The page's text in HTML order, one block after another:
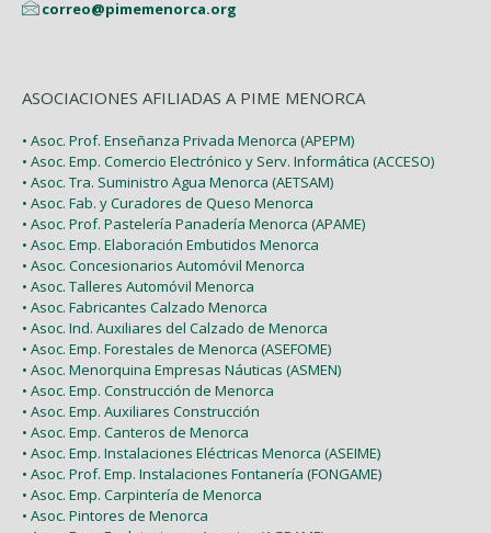
correo@pimemenorca.org
ASOCIACIONES AFILIADAS A PIME MENORCA
• Asoc. Prof. Enseñanza Privada Menorca (APEPM)
• Asoc. Emp. Comercio Electrónico y Serv. Informática (ACCESO)
• Asoc. Tra. Suministro Agua Menorca (AETSAM)
• Asoc. Fab. y Curadores de Queso Menorca
• Asoc. Prof. Pastelería Panadería Menorca (APAME)
• Asoc. Emp. Elaboración Embutidos Menorca
• Asoc. Concesionarios Automóvil Menorca
• Asoc. Talleres Automóvil Menorca
• Asoc. Fabricantes Calzado Menorca
• Asoc. Ind. Auxiliares del Calzado de Menorca
• Asoc. Emp. Forestales de Menorca (ASEFOME)
• Asoc. Menorquina Empresas Náuticas (ASMEN)
• Asoc. Emp. Construcción de Menorca
• Asoc. Emp. Auxiliares Construcción
• Asoc. Emp. Canteros de Menorca
• Asoc. Emp. Instalaciones Eléctricas Menorca (ASEIME)
• Asoc. Prof. Emp. Instalaciones Fontanería (FONGAME)
• Asoc. Emp. Carpintería de Menorca
• Asoc. Pintores de Menorca